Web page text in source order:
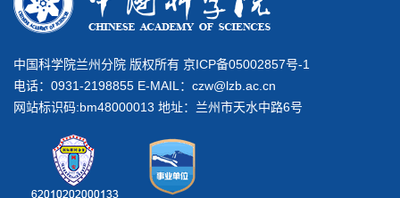
中国科学院兰州分院 版权所有 京ICP备05002857号-1
电话：0931-2198855 E-MAIL： czw@lzb.ac.cn
网站标识码:bm48000013 地址：兰州市天水中路6号